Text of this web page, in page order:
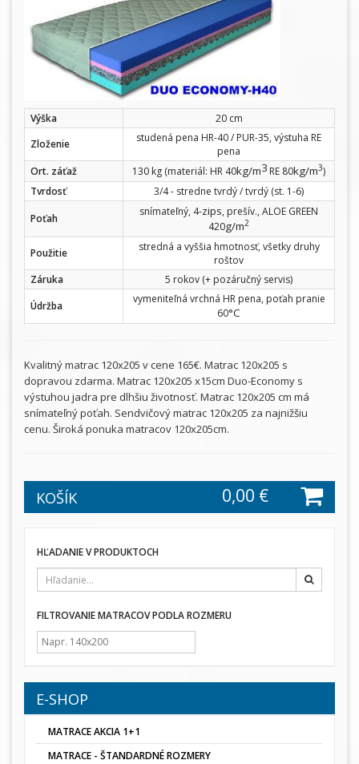
Výška
20 cm
Zloženie
studená pena HR-40 / PUR-35, výstuha RE
pena
Ort. záťaž
130 kg (materiál: HR 40kg/m3 RE 80kg/m3)
Tvrdosť
3/4 - stredne tvrdý / tvrdý (st. 1-6)
Poťah
snímateľný, 4-zips, prešív., ALOE GREEN
420g/m2
Použitie
stredná a vyššia hmotnosť, všetky druhy
roštov
Záruka
5 rokov (+ pozáručný servis)
Údržba
vymeniteľná vrchná HR pena, poťah pranie
60°C
Kvalitný matrac 120x205 v cene 165€. Matrac 120x205 s
dopravou zdarma. Matrac 120x205 x15cm Duo-Economy s
výstuhou jadra pre dlhšiu životnosť. Matrac 120x205 cm má
snímateľný poťah. Sendvičový matrac 120x205 za najnižšiu
cenu. Široká ponuka matracov 120x205cm.
KOŠÍK 0,00 €
HĽADANIE V PRODUKTOCH
Hľadať
FILTROVANIE MATRACOV PODLA ROZMERU
E-SHOP
MATRACE AKCIA 1+1
MATRACE - ŠTANDARDNÉ ROZMERY